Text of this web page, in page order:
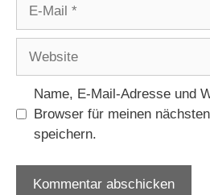
Name, E-Mail-Adresse und
Browser für meinen
speichern.